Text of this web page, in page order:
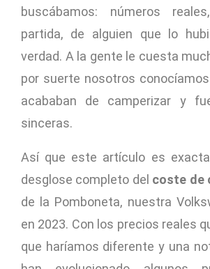
buscábamos: números
partida, de alguien que lo
verdad. A la gente le cuesta
por suerte nosotros
acababan de camperizar y
sinceras.
Así que este artículo es
desglose completo del coste de
de la Pomboneta, nuestra
en 2023. Con los precios reales
que haríamos diferente y una